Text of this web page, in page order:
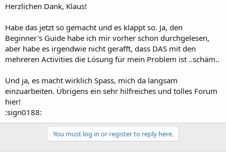
Herzlichen Dank, Klaus!
Habe das jetzt so gemacht und es klappt so. Ja, den
Beginner's Guide habe ich mir vorher schon durchgelesen,
aber habe es irgendwie nicht gerafft, dass DAS mit den
mehreren Activities die Lösung für mein Problem ist ..schäm..
Und ja, es macht wirklich Spass, mich da langsam
einzuarbeiten. Übrigens ein sehr hilfreiches und tolles Forum
hier!
:sign0188:
You must log in or register to reply here.